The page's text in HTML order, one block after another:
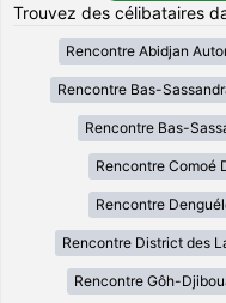
Trouvez des célibataires
Rencontre Abidjan
Rencontre Bas-
Rencontre Bas-
Rencontre Comoé
Rencontre
Rencontre District des
Rencontre Gôh-